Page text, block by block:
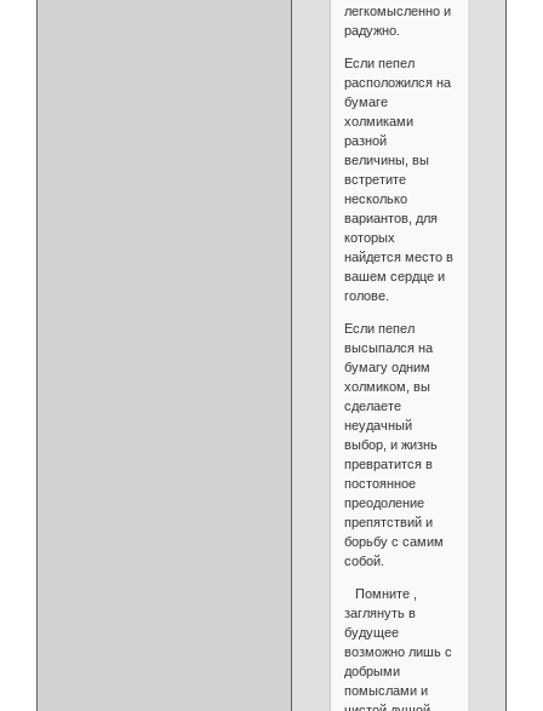
легкомысленно и
радужно.
Если пепел
расположился на
бумаге
холмиками
разной
величины, вы
встретите
несколько
вариантов, для
которых
найдется место в
вашем сердце и
голове.
Если пепел
высыпался на
бумагу одним
холмиком, вы
сделаете
неудачный
выбор, и жизнь
превратится в
постоянное
преодоление
препятствий и
борьбу с самим
собой.
Помните ,
заглянуть в
будущее
возможно лишь с
добрыми
помыслами и